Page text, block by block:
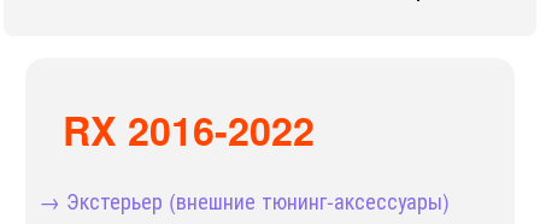
RX 2016-2022
→ Экстерьер (внешние тюнинг-аксессуары)